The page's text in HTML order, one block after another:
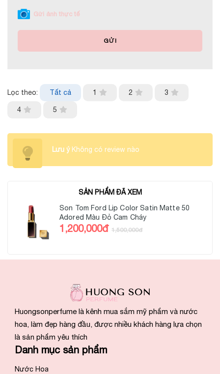
Gửi ảnh thực tế
GỬI
Lọc theo: Tất cả 1 2 3
4 5
Lưu ýKhông có review nào
SẢN PHẨM ĐÃ XEM
Son Tom Ford Lip Color Satin Matte 50
Adored Màu Đỏ Cam Cháy
1,200,000đ 1,500,000đ
Huongsonperfume là kênh mua sắm mỹ phẩm và nước
hoa, làm đẹp hàng đầu, được nhiều khách hàng lựa chọn
là sản phẩm yêu thích
Danh mục sản phẩm
Nước Hoa